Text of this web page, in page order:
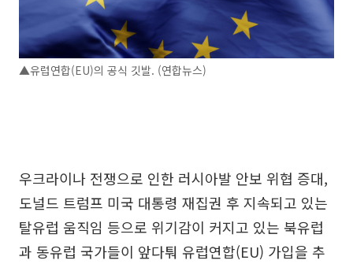
▲유럽연합(EU)의 공식 깃발. (연합뉴스)
우크라이나 전쟁으로 인한 러시아발 안보 위협 증대,
도널드 트럼프 미국 대통령 재집권 후 지속되고 있는
탈유럽 움직임 등으로 위기감이 커지고 있는 북유럽
과 동유럽 국가들이 앞다퉈 유럽연합(EU) 가입을 추